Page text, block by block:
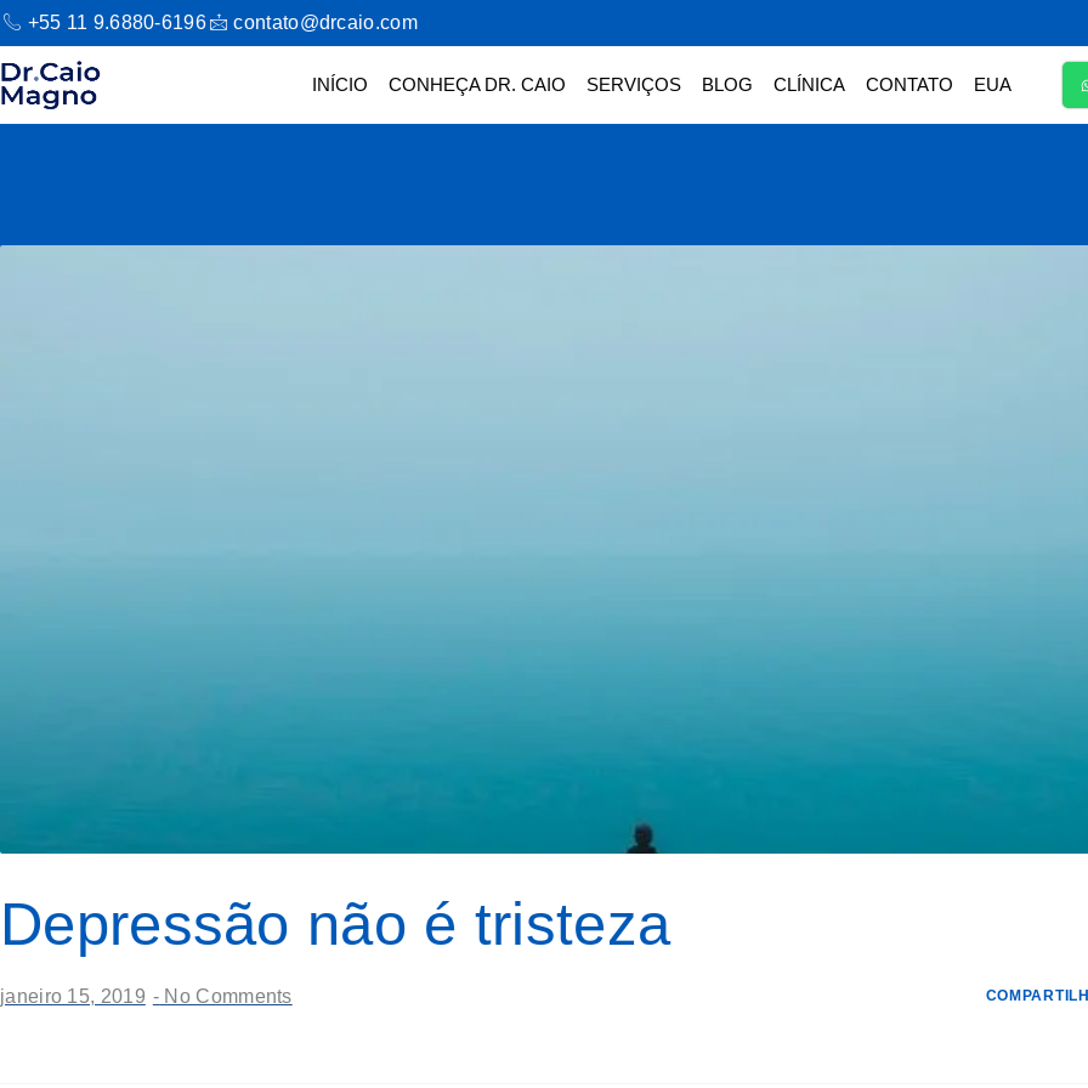
+55 11 9.6880-6196 contato@drcaio.com
INÍCIO CONHEÇA DR. CAIO SERVIÇOS BLOG CLÍNICA CONTATO EUA
Depressão não é tristeza
janeiro 15, 2019 - No Comments